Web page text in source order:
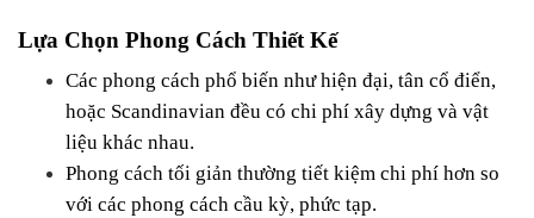
Lựa Chọn Phong Cách Thiết Kế
Các phong cách phổ biến như hiện đại, tân cổ điển,
hoặc Scandinavian đều có chi phí xây dựng và vật
liệu khác nhau.
Phong cách tối giản thường tiết kiệm chi phí hơn so
với các phong cách cầu kỳ, phức tạp.